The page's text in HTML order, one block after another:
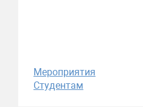
Мероприятия
Студентам